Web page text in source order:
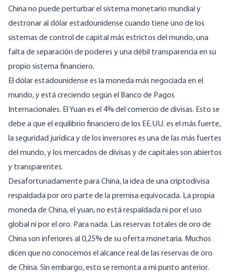
China no puede perturbar el sistema monetario mundial y
destronar al dólar estadounidense cuando tiene uno de los
sistemas de control de capital más estrictos del mundo, una
falta de separación de poderes y una débil transparencia en su
propio sistema financiero.
El dólar estadounidense es la moneda más negociada en el
mundo, y está creciendo según el Banco de Pagos
Internacionales. El Yuan es el 4% del comercio de divisas. Esto se
debe a que el equilibrio financiero de los EE.UU. es el más fuerte,
la seguridad jurídica y de los inversores es una de las más fuertes
del mundo, y los mercados de divisas y de capitales son abiertos
y transparentes.
Desafortunadamente para China, la idea de una criptodivisa
respaldada por oro parte de la premisa equivocada. La propia
moneda de China, el yuan, no está respaldada ni por el uso
global ni por el oro. Para nada. Las reservas totales de oro de
China son inferiores al 0,25% de su oferta monetaria. Muchos
dicen que no conocemos el alcance real de las reservas de oro
de China. Sin embargo, esto se remonta a mi punto anterior.